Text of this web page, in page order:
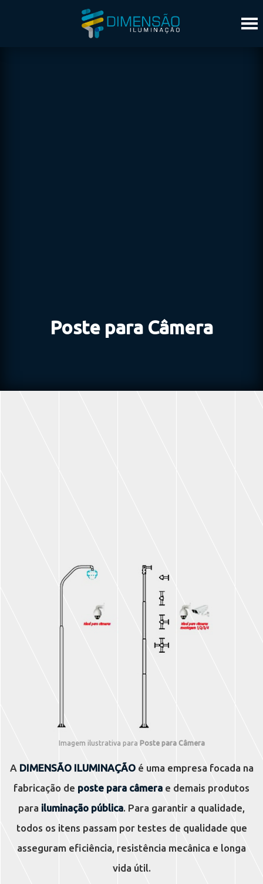
Poste para Câmera
Imagem ilustrativa para Poste para Câmera
A DIMENSÃO ILUMINAÇÃOé uma empresa focada na
fabricação de poste para câmera e demais produtos
para iluminação pública. Para garantir a qualidade,
todos os itens passam por testes de qualidade que
asseguram eficiência, resistência mecânica e longa
vida útil.